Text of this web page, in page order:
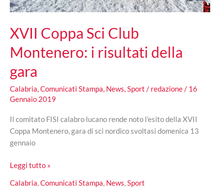
XVII Coppa Sci Club
Montenero: i risultati della
gara
Calabria,Comunicati Stampa, News,Sport / redazione/ 16
Gennaio 2019
Il comitato FISI calabro lucano rende noto l’esito della XVII
Coppa Montenero, gara di sci nordico svoltasi domenica 13
gennaio
XVII
Sci
Leggi tutto »
Calabria,Comunicati Stampa, News,Sport